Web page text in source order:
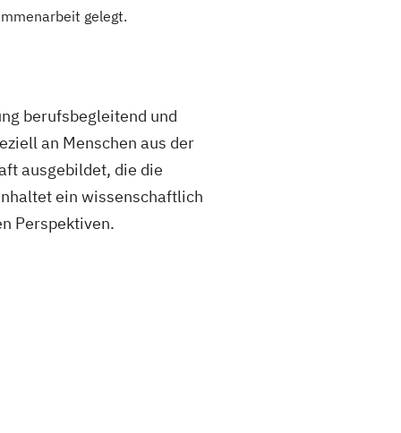
gelegt.
berufsbegleitend und
an Menschen aus der
ausgebildet, die die
ein wissenschaftlich
Perspektiven.